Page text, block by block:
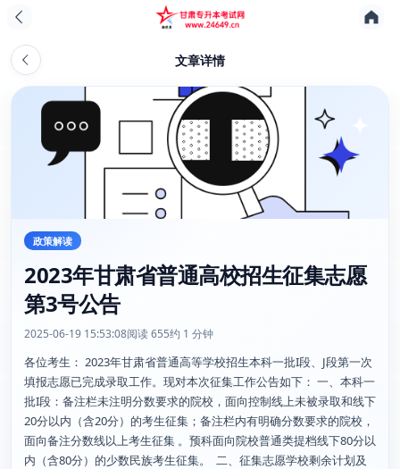
文章详情
政策解读
2023年甘肃省普通高校招生征集志愿
第3号公告
2025-06-19 15:53:08阅读 655约 1 分钟
各位考生： 2023年甘肃省普通高等学校招生本科一批I段、J段第一次
填报志愿已完成录取工作。现对本次征集工作公告如下： 一、本科一
批I段：备注栏未注明分数要求的院校，面向控制线上未被录取和线下
20分以内（含20分）的考生征集；备注栏内有明确分数要求的院校，
面向备注分数线以上考生征集 。预科面向院校普通类提档线下80分以
内（含80分）的少数民族考生征集。 二、征集志愿学校剩余计划及